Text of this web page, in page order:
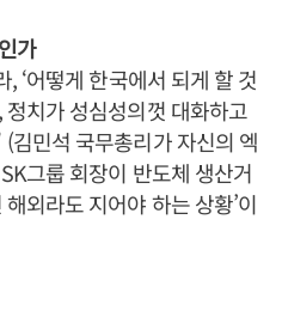
가
, ‘어떻게 한국에서 되게 할 것
치가 성심성의껏 대화하고
김민석 국무총리가 자신의 엑
그룹 회장이 반도체 생산거
외라도 지어야 하는 상황’이